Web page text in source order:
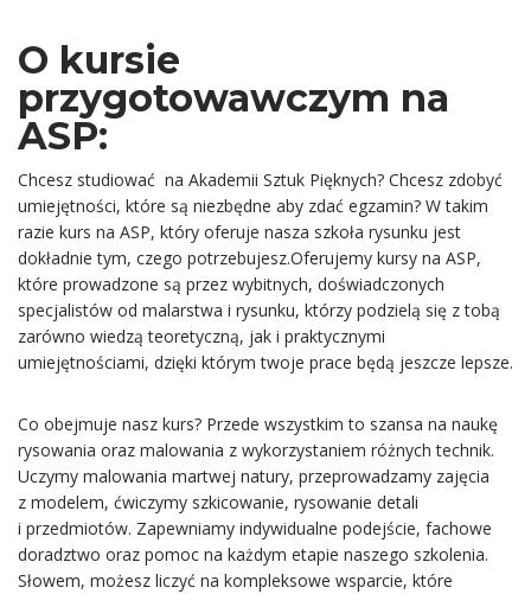
O kursie
przygotowawczym na
ASP:
Chcesz studiować na Akademii Sztuk Pięknych? Chcesz zdobyć
umiejętności, które są niezbędne aby zdać egzamin? W takim
razie kurs na ASP, który oferuje nasza szkoła rysunku jest
dokładnie tym, czego potrzebujesz.Oferujemy kursy na ASP,
które prowadzone są przez wybitnych, doświadczonych
specjalistów od malarstwa i rysunku, którzy podzielą się z tobą
zarówno wiedzą teoretyczną, jak i praktycznymi
umiejętnościami, dzięki którym twoje prace będą jeszcze lepsze.
Co obejmuje nasz kurs? Przede wszystkim to szansa na naukę
rysowania oraz malowania z wykorzystaniem różnych technik.
Uczymy malowania martwej natury, przeprowadzamy zajęcia
z modelem, ćwiczymy szkicowanie, rysowanie detali
i przedmiotów. Zapewniamy indywidualne podejście, fachowe
doradztwo oraz pomoc na każdym etapie naszego szkolenia.
Słowem, możesz liczyć na kompleksowe wsparcie, które